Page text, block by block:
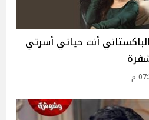
أنت حياتي أسرتي